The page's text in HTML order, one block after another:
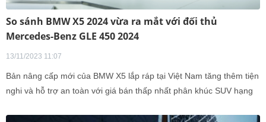
So sánh BMW X5 2024 vừa ra mắt với đối thủ
Mercedes-Benz GLE 450 2024
13/11/2023 11:07
Bản nâng cấp mới của BMW X5 lắp ráp tại Việt Nam tăng thêm tiện
nghi và hỗ trợ an toàn với giá bán thấp nhất phân khúc SUV hạng